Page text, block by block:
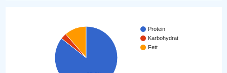
Protein
Karbohydrat
Fett